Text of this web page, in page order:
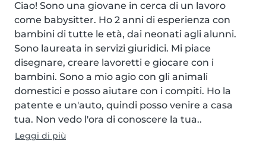
Ciao! Sono una giovane in cerca di un lavoro
come babysitter. Ho 2 anni di esperienza con
bambini di tutte le età, dai neonati agli alunni.
Sono laureata in servizi giuridici. Mi piace
disegnare, creare lavoretti e giocare con i
bambini. Sono a mio agio con gli animali
domestici e posso aiutare con i compiti. Ho la
patente e un'auto, quindi posso venire a casa
tua. Non vedo l'ora di conoscere la tua..
Leggi di più